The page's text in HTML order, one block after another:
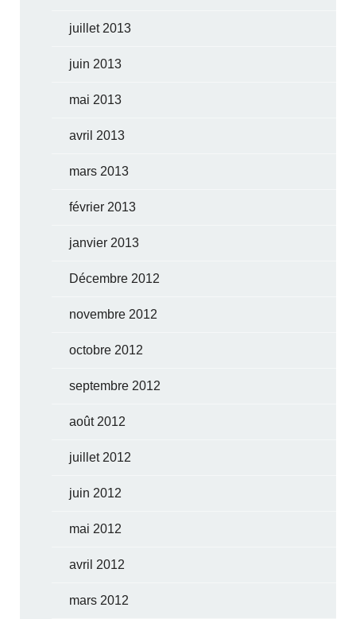
juillet 2013
juin 2013
mai 2013
avril 2013
mars 2013
février 2013
janvier 2013
Décembre 2012
novembre 2012
octobre 2012
septembre 2012
août 2012
juillet 2012
juin 2012
mai 2012
avril 2012
mars 2012